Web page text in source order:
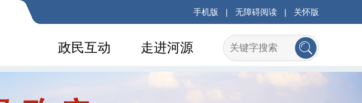
手机版 | 无障碍阅读 | 关怀版
走进河源
政民互动